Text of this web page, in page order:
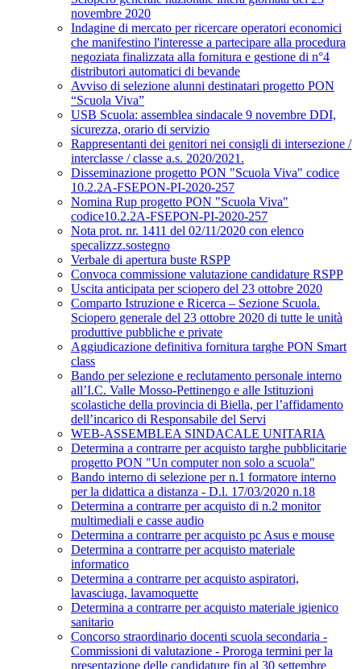
novembre 2020
Indagine di mercato per ricercare operatori economici
che manifestino l'interesse a partecipare alla procedura
negoziata finalizzata alla fornitura e gestione di n°4
distributori automatici di bevande
Avviso di selezione alunni destinatari progetto PON
“Scuola Viva”
USB Scuola: assemblea sindacale 9 novembre DDI,
sicurezza, orario di servizio
Rappresentanti dei genitori nei consigli di intersezione /
interclasse / classe a.s. 2020/2021.
Disseminazione progetto PON "Scuola Viva" codice
10.2.2A-FSEPON-PI-2020-257
Nomina Rup progetto PON "Scuola Viva"
codice10.2.2A-FSEPON-PI-2020-257
Nota prot. nr. 1411 del 02/11/2020 con elenco
specalizzz.sostegno
Verbale di apertura buste RSPP
Convoca commissione valutazione candidature RSPP
Uscita anticipata per sciopero del 23 ottobre 2020
Comparto Istruzione e Ricerca – Sezione Scuola.
Sciopero generale del 23 ottobre 2020 di tutte le unità
produttive pubbliche e private
Aggiudicazione definitiva fornitura targhe PON Smart
class
Bando per selezione e reclutamento personale interno
all’I.C. Valle Mosso-Pettinengo e alle Istituzioni
scolastiche della provincia di Biella, per l’affidamento
dell’incarico di Responsabile del Servi
WEB-ASSEMBLEA SINDACALE UNITARIA
Determina a contrarre per acquisto targhe pubblicitarie
progetto PON "Un computer non solo a scuola"
Bando interno di selezione per n.1 formatore interno
per la didattica a distanza - D.l. 17/03/2020 n.18
Determina a contrarre per acquisto di n.2 monitor
multimediali e casse audio
Determina a contrarre per acquisto pc Asus e mouse
Determina a contrarre per acquisto materiale
informatico
Determina a contrarre per acquisto aspiratori,
lavasciuga, lavamoquette
Determina a contrarre per acquisto materiale igienico
sanitario
Concorso straordinario docenti scuola secondaria -
Commissioni di valutazione - Proroga termini per la
presentazione delle candidature fin al 30 settembre